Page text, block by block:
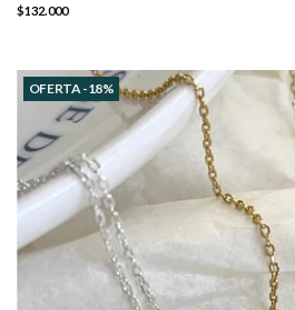
$132.000
OFERTA -18%